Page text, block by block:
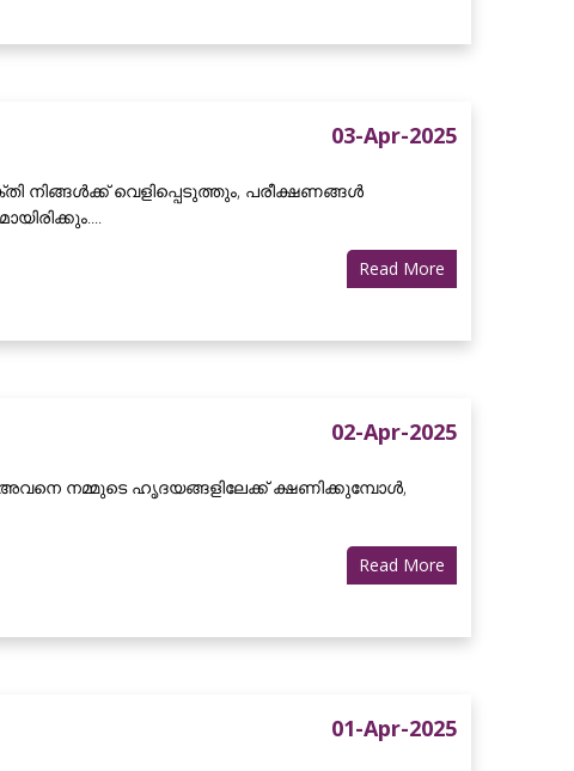
03-Apr-2025
നിങ്ങൾക്ക് വെളിപ്പെടുത്തും, പരീക്ഷണങ്ങൾ
Read More
02-Apr-2025
നമ്മുടെ ഹൃദയങ്ങളിലേക്ക് ക്ഷണിക്കുമ്പോൾ,
Read More
01-Apr-2025